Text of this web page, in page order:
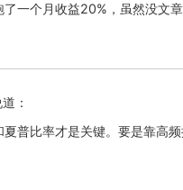
一个月收益20%，虽然没文
：
普比率才是关键。要是靠高